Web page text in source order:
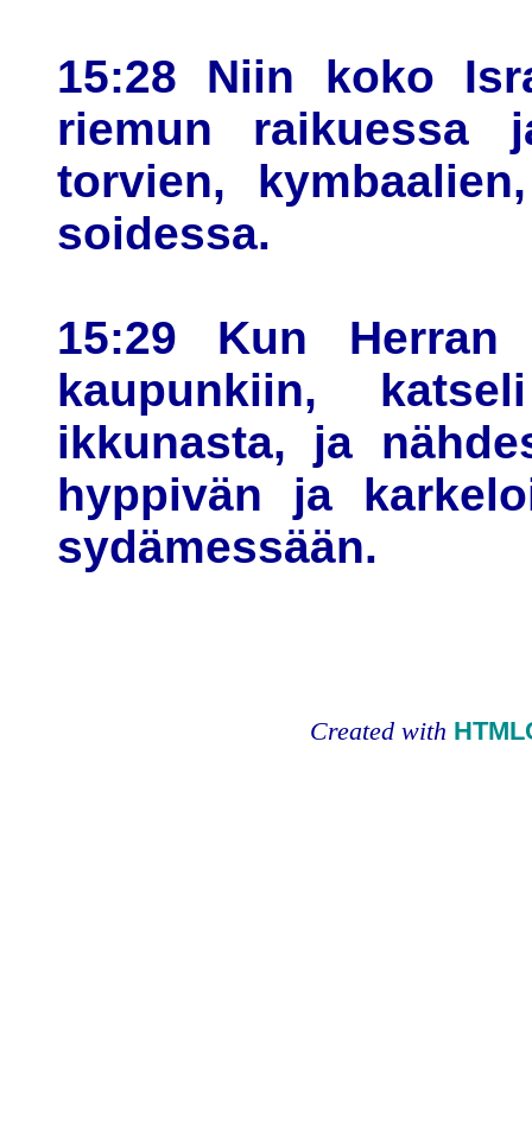
15:28 Niin koko
riemun raikuessa
torvien,
soidessa.
15:29 Kun
kaupunkiin,
ikkunasta, ja
hyppivän ja
sydämessään.
Created with